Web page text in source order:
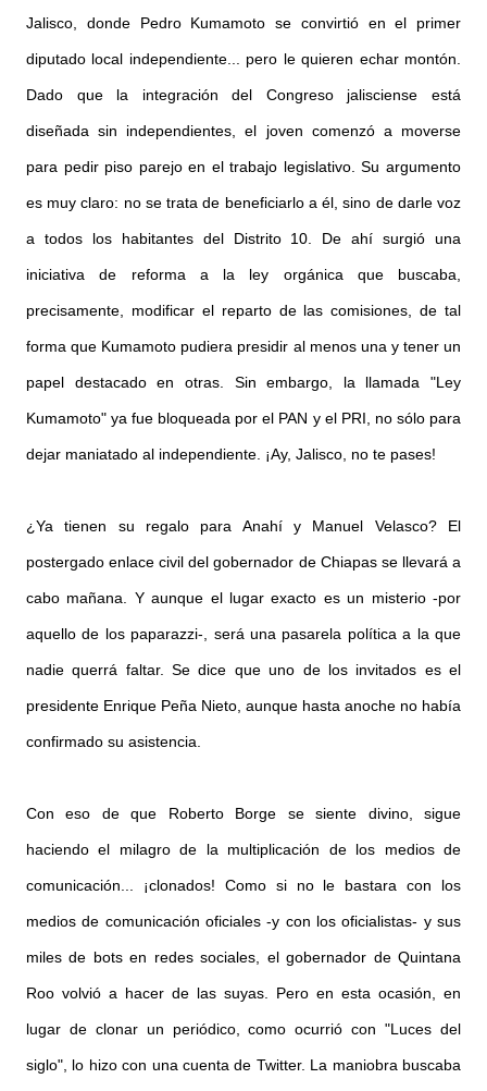
Jalisco, donde Pedro Kumamoto se convirtió en el primer
diputado local independiente... pero le quieren echar montón.
Dado que la integración del Congreso jalisciense está
diseñada sin independientes, el joven comenzó a moverse
para pedir piso parejo en el trabajo legislativo. Su argumento
es muy claro: no se trata de beneficiarlo a él, sino de darle voz
a todos los habitantes del Distrito 10. De ahí surgió una
iniciativa de reforma a la ley orgánica que buscaba,
precisamente, modificar el reparto de las comisiones, de tal
forma que Kumamoto pudiera presidir al menos una y tener un
papel destacado en otras. Sin embargo, la llamada "Ley
Kumamoto" ya fue bloqueada por el PAN y el PRI, no sólo para
dejar maniatado al independiente. ¡Ay, Jalisco, no te pases!
¿Ya tienen su regalo para Anahí y Manuel Velasco? El
postergado enlace civil del gobernador de Chiapas se llevará a
cabo mañana. Y aunque el lugar exacto es un misterio -por
aquello de los paparazzi-, será una pasarela política a la que
nadie querrá faltar. Se dice que uno de los invitados es el
presidente Enrique Peña Nieto, aunque hasta anoche no había
confirmado su asistencia.
Con eso de que Roberto Borge se siente divino, sigue
haciendo el milagro de la multiplicación de los medios de
comunicación... ¡clonados! Como si no le bastara con los
medios de comunicación oficiales -y con los oficialistas- y sus
miles de bots en redes sociales, el gobernador de Quintana
Roo volvió a hacer de las suyas. Pero en esta ocasión, en
lugar de clonar un periódico, como ocurrió con "Luces del
siglo", lo hizo con una cuenta de Twitter. La maniobra buscaba